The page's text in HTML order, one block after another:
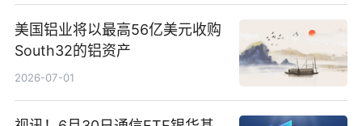
美国铝业将以最高56亿美元收购
South32的铝资产
2026-07-01